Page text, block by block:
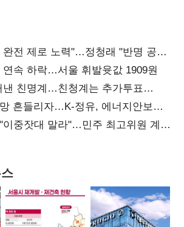
완전 제로 노력"…정청래 "반명 공세
연속 하락…서울 휘발윳값 1909원
낸 친명계…친청계는 추가투표
흔들리자…K-정유, 에너지안보
이중잣대 말라"…민주 최고위원 계파